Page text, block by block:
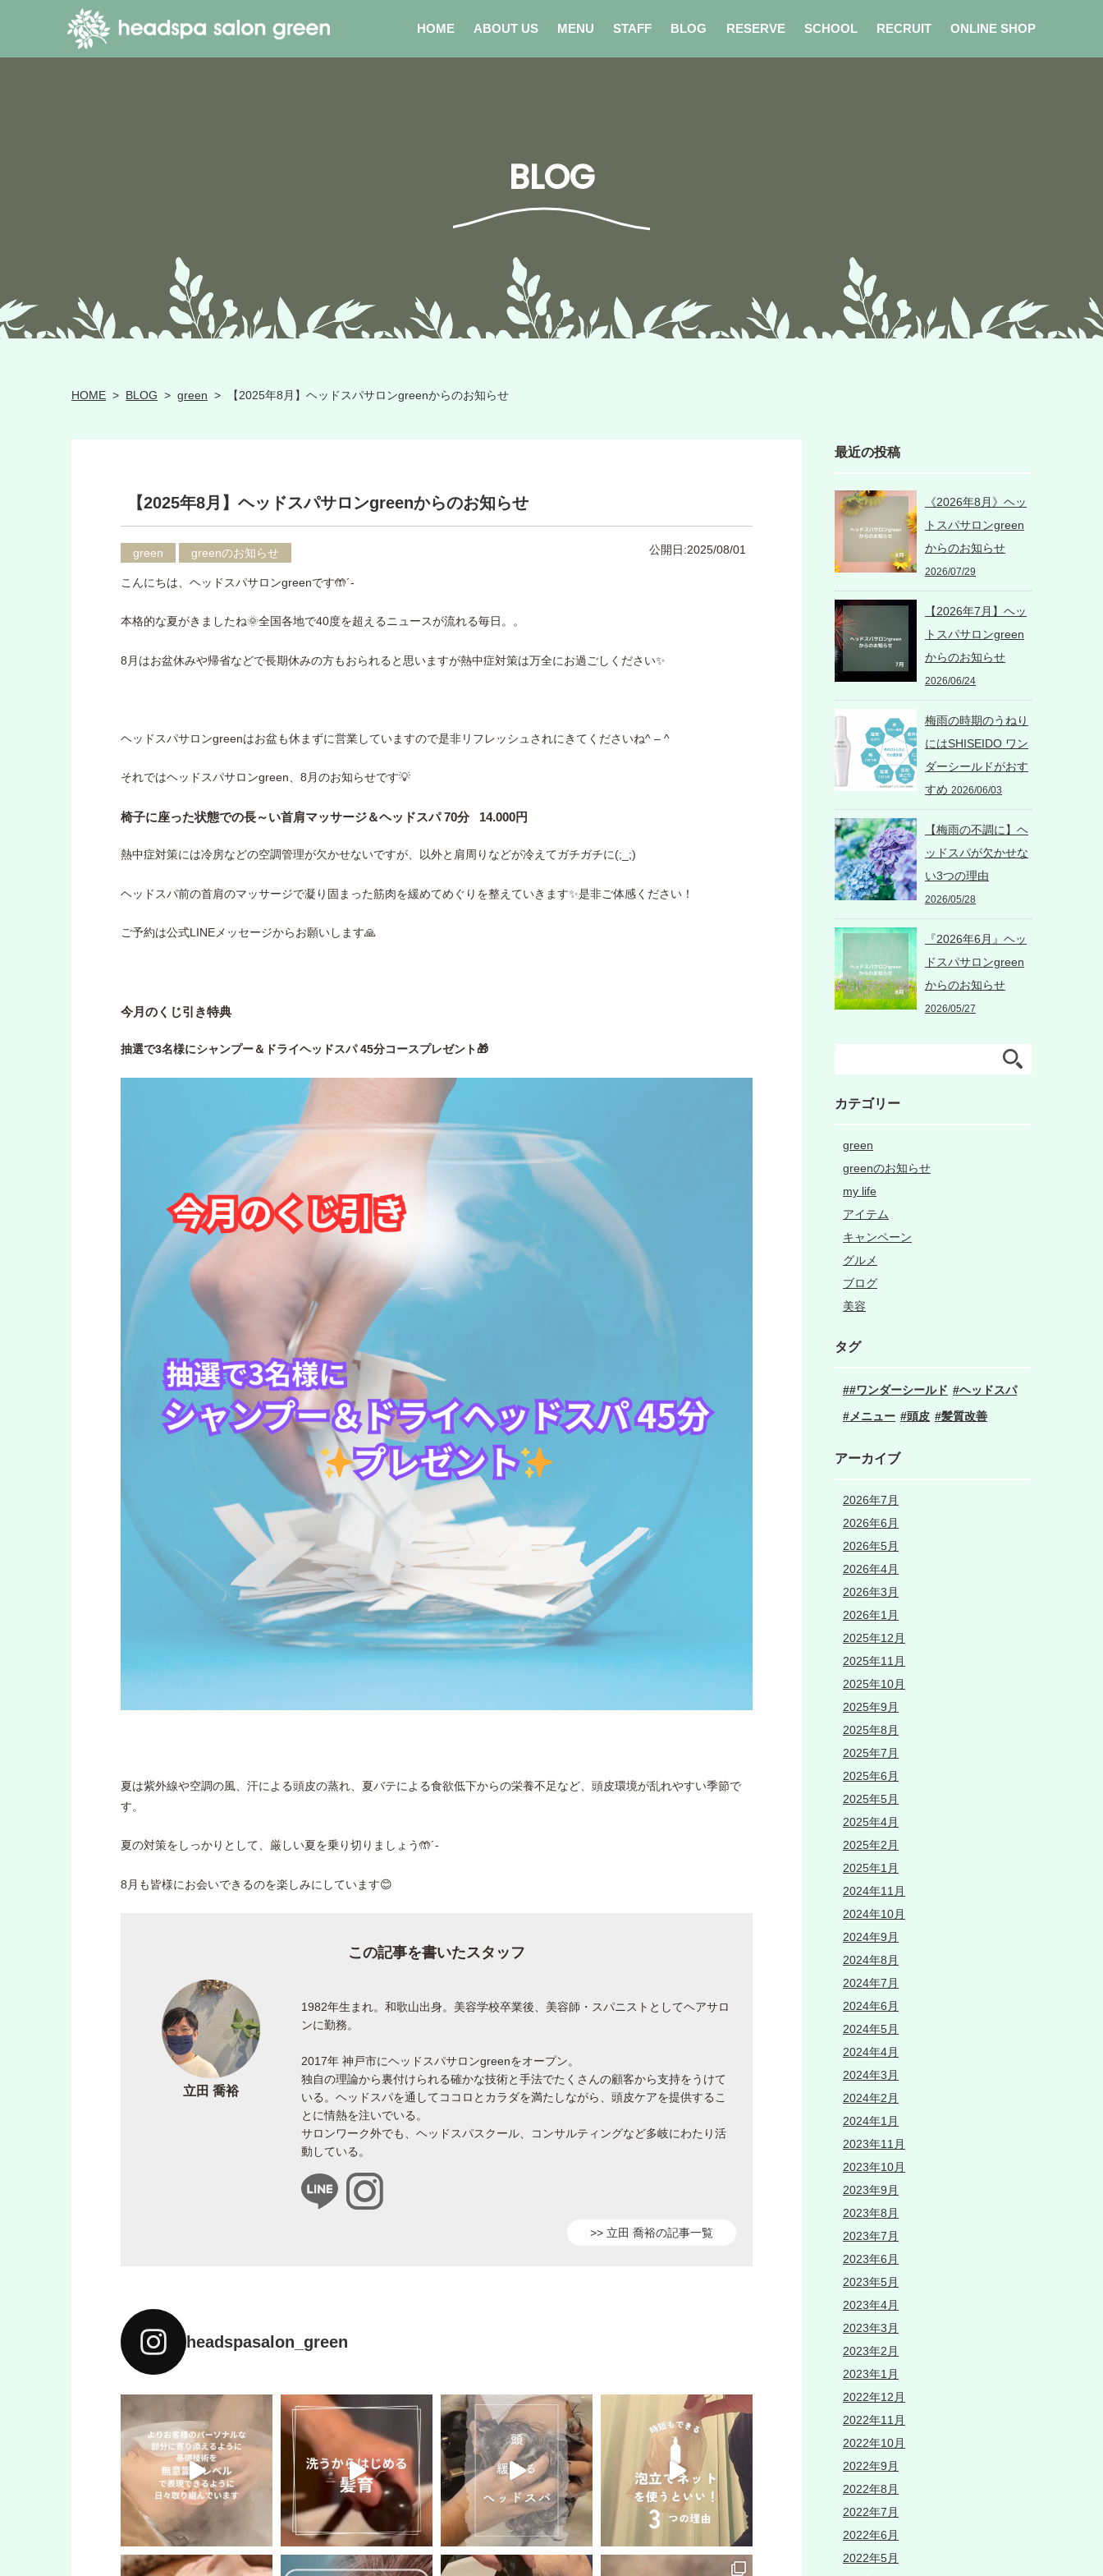
HOME ABOUT US MENU STAFF BLOG RESERVE SCHOOL RECRUIT ONLINE SHOP
BLOG
HOME > BLOG > green > 【2025年8月】ヘッドスパサロンgreenからのお知らせ
【2025年8月】ヘッドスパサロンgreenからのお知らせ
green greenのお知らせ 公開日:2025/08/01
こんにちは、ヘッドスパサロンgreenです🤲´-
本格的な夏がきましたね🌞全国各地で40度を超えるニュースが流れる毎日。。
8月はお盆休みや帰省などで長期休みの方もおられると思いますが熱中症対策は万全にお過ごしください✨
ヘッドスパサロンgreenはお盆も休まずに営業していますので是非リフレッシュされにきてくださいね^ – ^
それではヘッドスパサロンgreen、8月のお知らせです💡
椅子に座った状態での長～い首肩マッサージ＆ヘッドスパ 70分 14.000円
熱中症対策には冷房などの空調管理が欠かせないですが、以外と肩周りなどが冷えてガチガチに(;_;)
ヘッドスパ前の首肩のマッサージで凝り固まった筋肉を緩めてめぐりを整えていきます✨是非ご体感ください！
ご予約は公式LINEメッセージからお願いします🙏
今月のくじ引き特典
抽選で3名様にシャンプー＆ドライヘッドスパ 45分コースプレゼント🎁
夏は紫外線や空調の風、汗による頭皮の蒸れ、夏バテによる食欲低下からの栄養不足など、頭皮環境が乱れやすい季節で
す。
夏の対策をしっかりとして、厳しい夏を乗り切りましょう🤲´-
8月も皆様にお会いできるのを楽しみにしています😊
この記事を書いたスタッフ
立田 喬裕
1982年生まれ。和歌山出身。美容学校卒業後、美容師・スパニストとしてヘアサロ
ンに勤務。
2017年 神戸市にヘッドスパサロンgreenをオープン。
独自の理論から裏付けられる確かな技術と手法でたくさんの顧客から支持をうけて
いる。ヘッドスパを通してココロとカラダを満たしながら、頭皮ケアを提供するこ
とに情熱を注いでいる。
サロンワーク外でも、ヘッドスパスクール、コンサルティングなど多岐にわたり活
動している。
>> 立田 喬裕の記事一覧
headspasalon_green
最近の投稿
《2026年8月》ヘッ
トスパサロンgreen
からのお知らせ
2026/07/29
【2026年7月】ヘッ
トスパサロンgreen
からのお知らせ
2026/06/24
梅雨の時期のうねり
にはSHISEIDO ワン
ダーシールドがおす
すめ 2026/06/03
【梅雨の不調に】ヘ
ッドスパが欠かせな
い3つの理由
2026/05/28
『2026年6月』ヘッ
ドスパサロンgreen
からのお知らせ
2026/05/27
カテゴリー
green
greenのお知らせ
my life
アイテム
キャンペーン
グルメ
ブログ
美容
タグ
#ワンダーシールド
ヘッドスパ
メニュー
頭皮 髪質改善
アーカイブ
2026年7月
2026年6月
2026年5月
2026年4月
2026年3月
2026年1月
2025年12月
2025年11月
2025年10月
2025年9月
2025年8月
2025年7月
2025年6月
2025年5月
2025年4月
2025年2月
2025年1月
2024年11月
2024年10月
2024年9月
2024年8月
2024年7月
2024年6月
2024年5月
2024年4月
2024年3月
2024年2月
2024年1月
2023年11月
2023年10月
2023年9月
2023年8月
2023年7月
2023年6月
2023年5月
2023年4月
2023年3月
2023年2月
2023年1月
2022年12月
2022年11月
2022年10月
2022年9月
2022年8月
2022年7月
2022年6月
2022年5月